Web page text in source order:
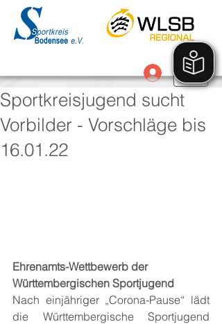
Anmelden
Sportkreisjugend sucht
Vorbilder - Vorschläge bis
16.01.22
Ehrenamts-Wettbewerb der
Württembergischen Sportjugend
Nach einjähriger „Corona-Pause“ lädt
die Württembergische Sportjugend